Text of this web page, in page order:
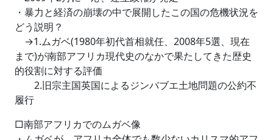
・暴力と経済の崩壊の中で展開したこの国の危機状況を
どう説明？
→1.ムガベ(1980年初代首相就任、2008年5選、現在
まで)が南部アフリカ現代史のなかで果たしてきた歴史
的役割に対する評価
2.旧宗主国英国によるジンバブエ土地問題の公約不
履行
□南部アフリカでのムガベ像